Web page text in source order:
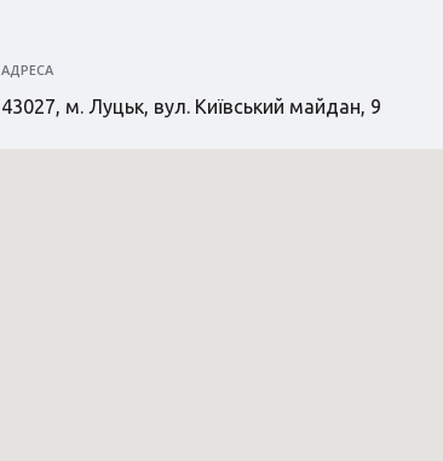
АДРЕСА
43027, м. Луцьк, вул. Київський майдан, 9